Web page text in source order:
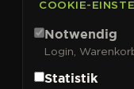
COOKIE-
Notwendig
Login,
Statistik